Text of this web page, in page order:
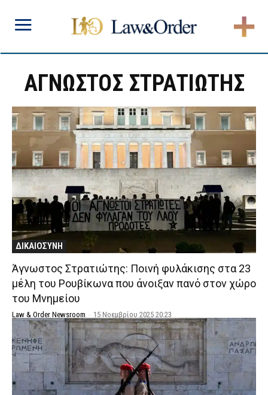
ΑΓΝΩΣΤΟΣ ΣΤΡΑΤΙΩΤΗΣ
ΔΙΚΑΙΟΣΥΝΗ
Άγνωστος Στρατιώτης: Ποινή φυλάκισης στα 23
μέλη του Ρουβίκωνα που άνοιξαν πανό στον χώρο
του Μνημείου
Law & Order Newsroom - 15 Νοεμβρίου 2025 20:23